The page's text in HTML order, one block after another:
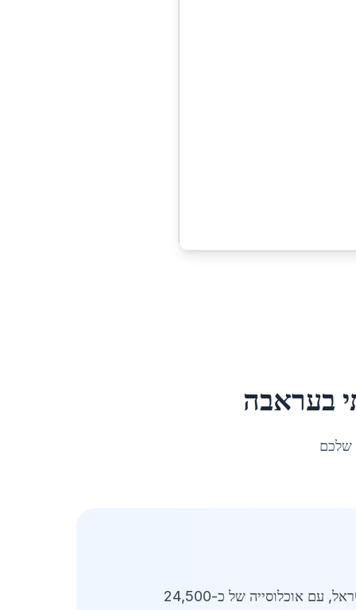
בעראבה
שלכם
מעודכן לאפריל 2026. מיחזור ברזל תעשייתי בעראבה מהווה חלק מרכזי בפעילות הכלכלית של העיר בצפון ישראל, עם אוכלוסייה של כ-24,500